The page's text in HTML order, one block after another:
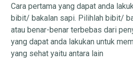
Cara pertama yang dapat anda
bibit/ bakalan sapi. Pilihlah bibit/
atau benar-benar terbebas dari
yang dapat anda lakukan untuk
yang sehat yaitu antara lain